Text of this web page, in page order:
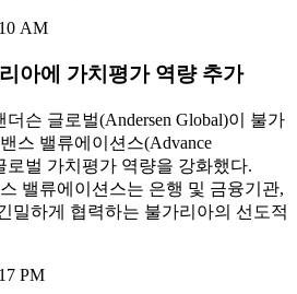
AM
아에 가치평가 역량 추가
슨 글로벌(Andersen Global)이 불가
스 밸류에이션스(Advance
로벌 가치평가 역량을 강화했다.
밸류에이션스는 은행 및 금융기관,
밀하게 협력하는 불가리아의 선도적
PM